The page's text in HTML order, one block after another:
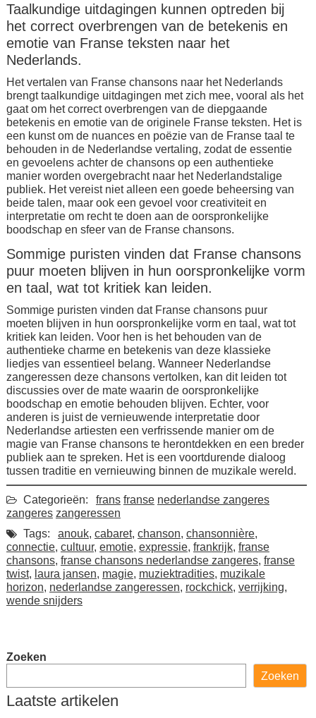
Taalkundige uitdagingen kunnen optreden bij
het correct overbrengen van de betekenis en
emotie van Franse teksten naar het
Nederlands.
Het vertalen van Franse chansons naar het Nederlands
brengt taalkundige uitdagingen met zich mee, vooral als het
gaat om het correct overbrengen van de diepgaande
betekenis en emotie van de originele Franse teksten. Het is
een kunst om de nuances en poëzie van de Franse taal te
behouden in de Nederlandse vertaling, zodat de essentie
en gevoelens achter de chansons op een authentieke
manier worden overgebracht naar het Nederlandstalige
publiek. Het vereist niet alleen een goede beheersing van
beide talen, maar ook een gevoel voor creativiteit en
interpretatie om recht te doen aan de oorspronkelijke
boodschap en sfeer van de Franse chansons.
Sommige puristen vinden dat Franse chansons
puur moeten blijven in hun oorspronkelijke vorm
en taal, wat tot kritiek kan leiden.
Sommige puristen vinden dat Franse chansons puur
moeten blijven in hun oorspronkelijke vorm en taal, wat tot
kritiek kan leiden. Voor hen is het behouden van de
authentieke charme en betekenis van deze klassieke
liedjes van essentieel belang. Wanneer Nederlandse
zangeressen deze chansons vertolken, kan dit leiden tot
discussies over de mate waarin de oorspronkelijke
boodschap en emotie behouden blijven. Echter, voor
anderen is juist de vernieuwende interpretatie door
Nederlandse artiesten een verfrissende manier om de
magie van Franse chansons te herontdekken en een breder
publiek aan te spreken. Het is een voortdurende dialoog
tussen traditie en vernieuwing binnen de muzikale wereld.
Categorieën: frans franse nederlandse zangeres
zangeres zangeressen
Tags:
anouk, cabaret, chanson, chansonnière,
connectie, cultuur, emotie, expressie, frankrijk, franse
chansons, franse chansons nederlandse zangeres, franse
twist, laura jansen, magie, muziektradities, muzikale
horizon, nederlandse zangeressen, rockchick, verrijking,
wende snijders
Zoeken
Zoeken
Laatste artikelen